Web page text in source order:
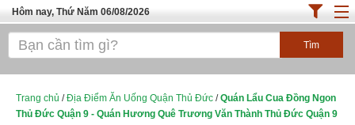
Hôm nay, Thứ Năm 06/08/2026
Trang chủ
Cafe - Kem- Trà Sữa
Trang chủ /Địa Điểm Ăn Uống Quận Thủ Đức /Quán Lẩu Cua Đồng Ngon
Thủ Đức Quận 9 - Quán Hương Quê Trương Văn Thành Thủ Đức Quận 9